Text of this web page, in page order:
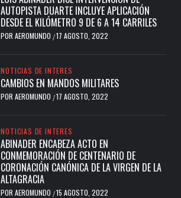
AUTOPISTA DUARTE INCLUYE APLICACIÓN
DESDE EL KILÓMETRO 9 DE 6 A 14 CARRILES
POR AEROMUNDO /17 AGOSTO, 2022
NOTICIAS DE INTERES
CAMBIOS EN MANDOS MILITARES
POR AEROMUNDO /17 AGOSTO, 2022
NOTICIAS DE INTERES
ABINADER ENCABEZA ACTO EN
CONMEMORACIÓN DE CENTENARIO DE
CORONACIÓN CANÓNICA DE LA VIRGEN DE LA
ALTAGRACIA
POR AEROMUNDO /15 AGOSTO, 2022